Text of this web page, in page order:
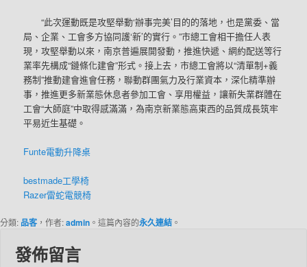
“此次運動既是攻堅舉動‘辦事完美’目的的落地，也是黨委、當
局、企業、工會多方協同護‘新’的實行。”市總工會相干擔任人表
現，攻堅舉動以來，南京普遍展開發動，推進快遞、網約配送等行
業率先構成“鏈條化建會”形式。接上去，市總工會將以“清單制+義
務制”推動建會進會任務，聯動群團氣力及行業資本，深化精準辦
事，推進更多新業態休息者參加工會、享用權益，讓新失業群體在
工會“大師庭”中取得感滿滿，為南京新業態高東西的品質成長筑牢
平易近生基礎。
Funte電動升降桌
bestmade工學椅
Razer雷蛇電競椅
分類: 品客 ，作者:admin 。這篇內容的永久連結 。
發佈留言